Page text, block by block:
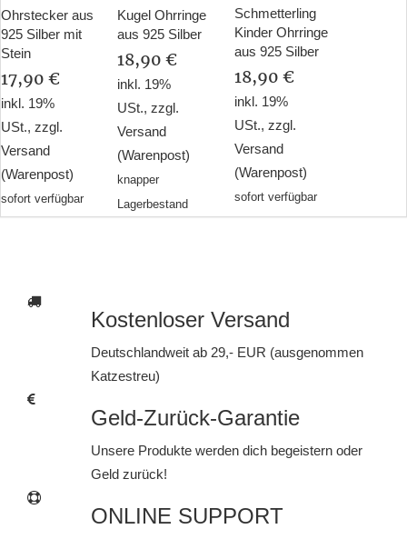
Ohrstecker aus
925 Silber mit
Stein
17,90 €
inkl. 19%
USt., zzgl.
Versand
(Warenpost)
sofort verfügbar
Kugel Ohrringe
aus 925 Silber
18,90 €
inkl. 19%
USt., zzgl.
Versand
(Warenpost)
knapper
Lagerbestand
Schmetterling
Kinder Ohrringe
aus 925 Silber
18,90 €
inkl. 19%
USt., zzgl.
Versand
(Warenpost)
sofort verfügbar
Kostenloser Versand
Deutschlandweit ab 29,- EUR (ausgenommen
Katzestreu)
Geld-Zurück-Garantie
Unsere Produkte werden dich begeistern oder
Geld zurück!
ONLINE SUPPORT